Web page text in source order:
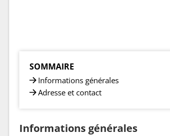
SOMMAIRE
Informations générales
Adresse et contact
Informations générales